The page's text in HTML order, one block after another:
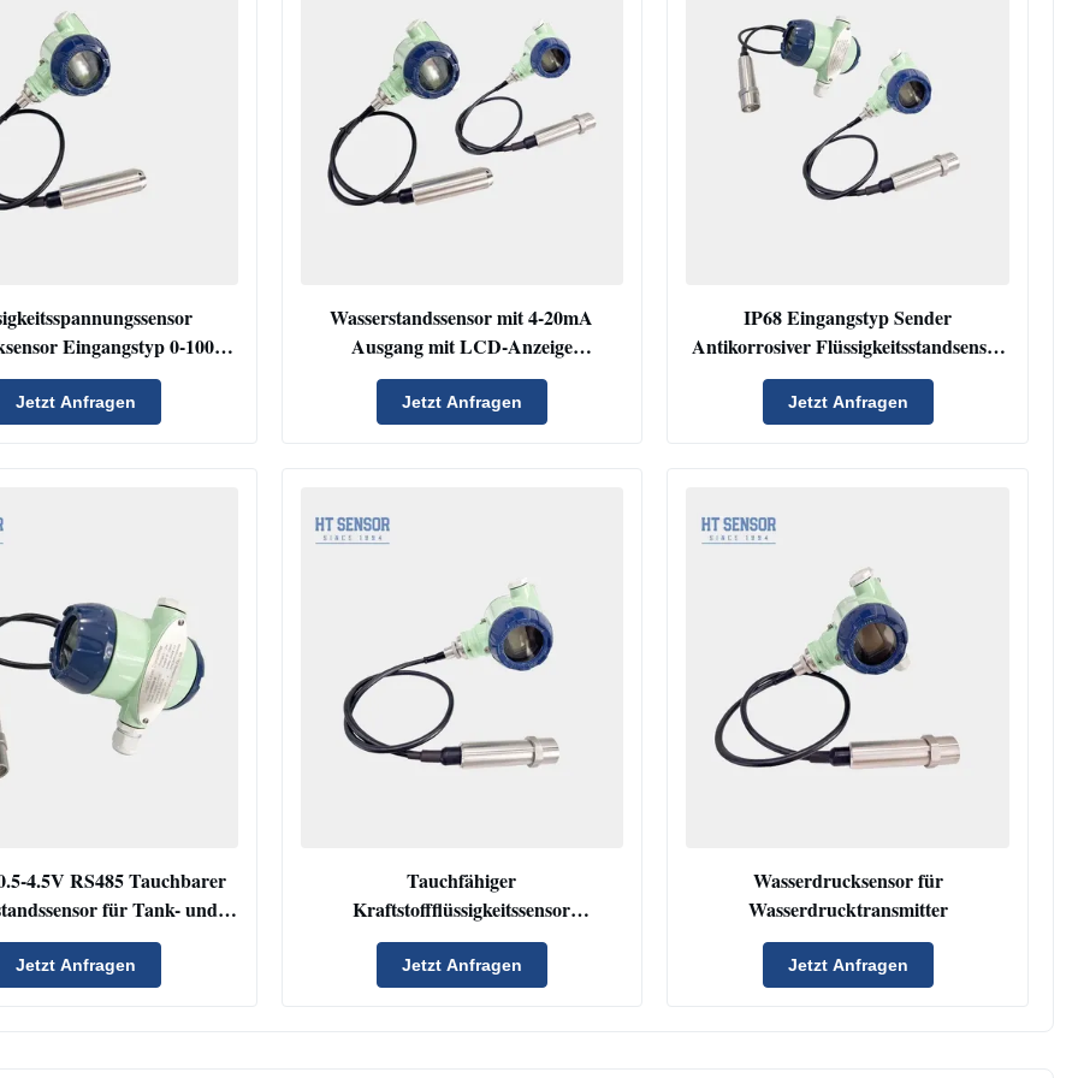
Eingangstyp 0-100
20mA Spannungssensor
Jetzt Anfragen
Wasserstandssensor mit 4-20mA
Ausgang mit LCD-Anzeige
Flüssigkeitssender Sensor
Füllstandssensor
Jetzt Anfragen
IP68 Eingangstyp Sender
Antikorrosiver Flüssigkeitsstandsensor
Sender Tiefenwasserstandsensor
Jetzt Anfragen
4.5V RS485 Tauchbarer
für Tank- und
Drucksensor
Transmitter
Jetzt Anfragen
Tauchfähiger
Kraftstoffflüssigkeitssensor
Tankdrucktransmitter Tauchfähiger
Wassertankfüllstandssensor
Jetzt Anfragen
Wasserdrucksensor für
Wasserdrucktransmitter
Jetzt Anfragen